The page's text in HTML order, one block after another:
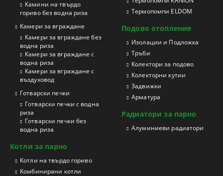
Камини на твърдо
гориво без водна риза
Камери за вграждане
Камери за вграждане без
водна риза
Камери за вграждане с
водна риза
Камери за вграждане с
въздуховод
Готварски печки
Готварски печки с водна
риза
Готварски печки без
водна риза
Котли за парно
Котли на твърдо гориво
Kомбинирани котли
Термопомпи ELDOM
Подово отопление
Изолации и Подложка
Тръби
Колектори за подово
Колекторни кутии
Задвижки
Арматура
Радиатори за парно
Aлуминиеви радиатори